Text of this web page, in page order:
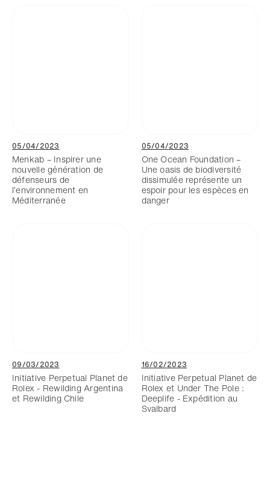
05/04/2023
Menkab – Inspirer une
nouvelle génération de
défenseurs de
l’environnement en
Méditerranée
05/04/2023
One Ocean Foundation –
Une oasis de biodiversité
dissimulée représente un
espoir pour les espèces en
danger
09/03/2023
Initiative Perpetual Planet de
Rolex - Rewilding Argentina
et Rewilding Chile
16/02/2023
Initiative Perpetual Planet de
Rolex et Under The Pole :
Deeplife - Expédition au
Svalbard